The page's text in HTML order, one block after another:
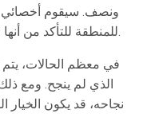
ونصف. سيقوم أخصائي
للمنطقة للتأكد من أنها قد تم إغلاقها بشكل كافٍ قبل إغلاقها.
في معظم الحالات، يتم
الذي لم ينجح. ومع
نجاحه، قد يكون الخيار